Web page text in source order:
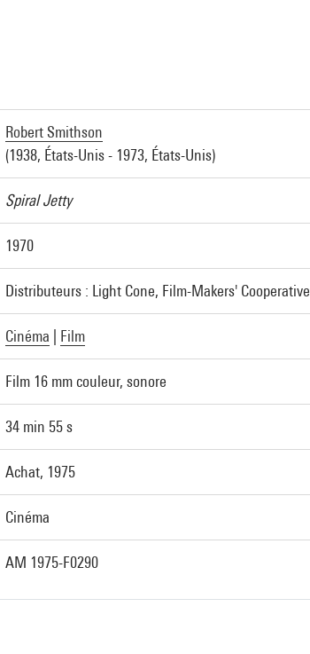
Robert Smithson
(1938, États-Unis - 1973, États-Unis)
Spiral Jetty
1970
Distributeurs : Light Cone, Film-Makers' Cooperative
Cinéma Film
Film 16 mm couleur, sonore
34 min 55 s
Achat, 1975
Cinéma
AM 1975-F0290